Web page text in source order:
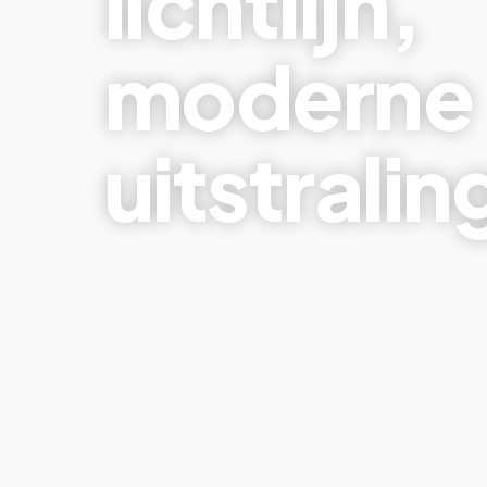
moderne